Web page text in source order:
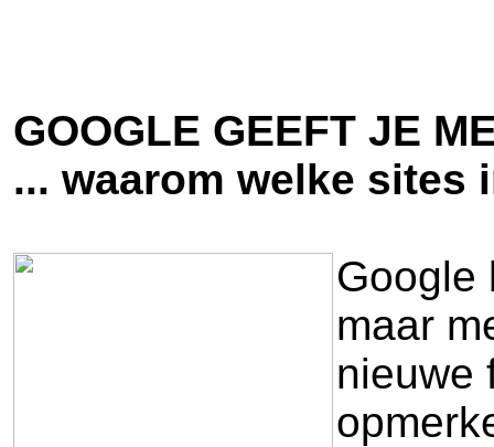
GOOGLE GEEFT JE
... waarom welke sites
Google
maar
nieuwe